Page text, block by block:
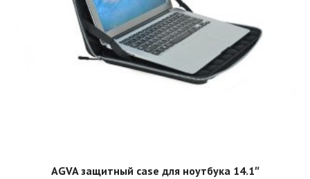
ADD TO CART
AGVA защитный case для ноутбука 14.1″